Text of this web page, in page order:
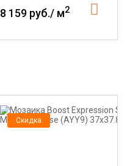
8 159 руб./ м2
Скидка